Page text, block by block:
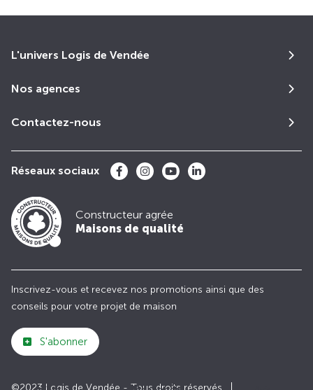
L'univers Logis de Vendée
Nos agences
Contactez-nous
Réseaux sociaux
Constructeur agrée
Maisons de qualité
Inscrivez-vous et recevez nos promotions ainsi que des
conseils pour votre projet de maison
S'abonner
©2023 Logis de Vendée - Tous droits réservés